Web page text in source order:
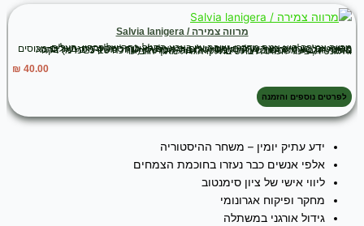
מרווה צמירה / Salvia lanigera
מרווה צמירה היא צמח מדברי, שובה עין בצבע הסגול-כהה של פרחיו. העלים מקומטים, בולטים בין העורקים והם גזורים–מנוצים לאונות סרגליות. הגבעולים מכוסים בשערות לבנות ארוכות, אולי זה מסייע לו בדרך כלשהי לנהל משק-מים יעיל בתנאי מדבר. הגביע מכוסה בשערות לבנות ארוכות. הכותרת (אורכה 25-15 מ"מ) דקה ואלגנטית, צינור הכותרת בולט בחלקו הגדול מתוך הגביע.
₪ 40.00
לפרטים נוספים והזמנה
ידע עתיק יומין – משחר ההיסטוריה
אלפי אנשים כבר נעזרו בחוכמת הצמחים
ליווי אישי של ציון סימנטוב
מחקר ופיקוח אגרונומי
גידול אורגני במשתלה